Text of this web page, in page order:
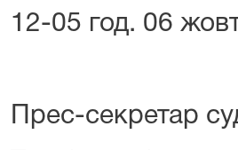
12-05 год. 06
Прес-секретар